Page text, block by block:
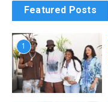
Featured Posts
1